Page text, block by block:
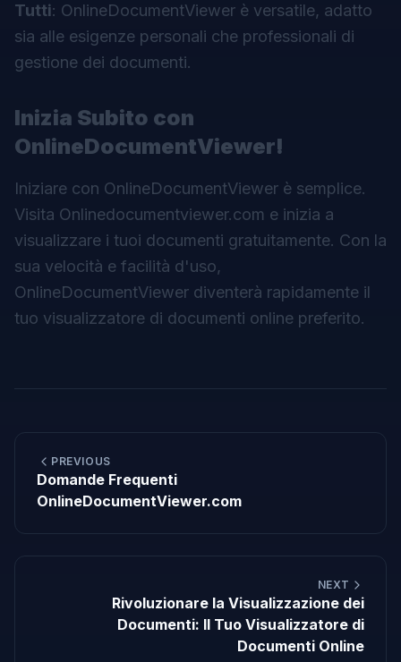
Tutti: OnlineDocumentViewer è versatile, adatto
sia alle esigenze personali che professionali di
gestione dei documenti.
Inizia Subito con
OnlineDocumentViewer!
Iniziare con OnlineDocumentViewer è semplice.
Visita Onlinedocumentviewer.com e inizia a
visualizzare i tuoi documenti gratuitamente. Con la
sua velocità e facilità d'uso,
OnlineDocumentViewer diventerà rapidamente il
tuo visualizzatore di documenti online preferito.
PREVIOUS
Domande Frequenti
OnlineDocumentViewer.com
NEXT
Rivoluzionare la Visualizzazione dei
Documenti: Il Tuo Visualizzatore di
Documenti Online